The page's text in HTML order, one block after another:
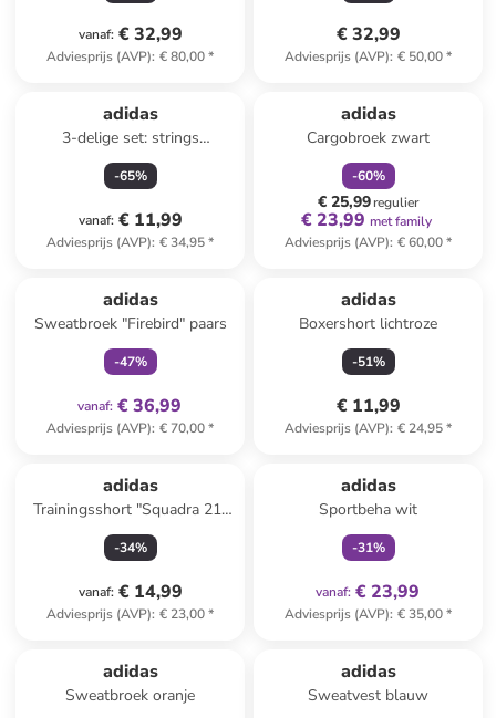
vanaf: € 32,99
Adviesprijs (AVP): € 80,00*
€ 32,99
Adviesprijs (AVP): € 50,00*
adidas
3-delige set: strings
paars/lichtblauw/grijs
-65%
vanaf: € 11,99
Adviesprijs (AVP): € 34,95*
adidas
Cargobroek zwart
-60%
€ 25,99regulier
€ 23,99 met family
Adviesprijs (AVP): € 60,00*
adidas
Sweatbroek "Firebird" paars
-47%
vanaf: € 36,99
Adviesprijs (AVP): € 70,00*
adidas
Boxershort lichtroze
-51%
€ 11,99
Adviesprijs (AVP): € 24,95*
adidas
Trainingsshort "Squadra 21"
wit
-34%
vanaf: € 14,99
Adviesprijs (AVP): € 23,00*
adidas
Sportbeha wit
-31%
vanaf: € 23,99
Adviesprijs (AVP): € 35,00*
adidas
Sweatbroek oranje
adidas
Sweatvest blauw